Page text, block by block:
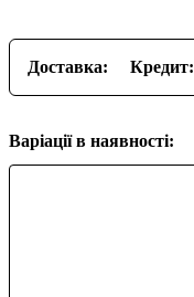
Доставка: Кредит:
Варіації в наявності: